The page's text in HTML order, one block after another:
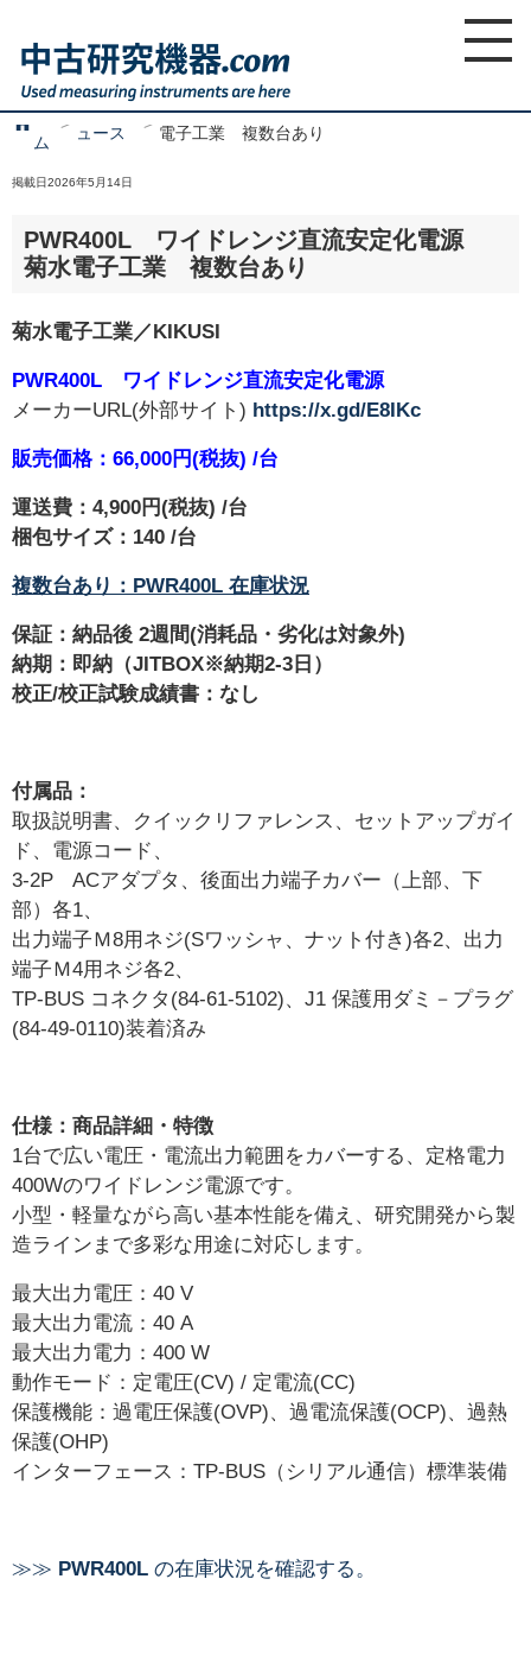
home
ム
新着ニ
ュース
PWR400L ワイドレンジ直流安定化電源 菊水
電子工業 複数台あり
掲載日2026年5月14日
PWR400L ワイドレンジ直流安定化電源
菊水電子工業 複数台あり
菊水電子工業／KIKUSI
PWR400L ワイドレンジ直流安定化電源
メーカーURL(外部サイト) https://x.gd/E8IKc
販売価格：66,000円(税抜) /台
運送費：4,900円(税抜) /台
梱包サイズ：140 /台
複数台あり：PWR400L 在庫状況
保証：納品後 2週間(消耗品・劣化は対象外)
納期：即納（JITBOX※納期2-3日）
校正/校正試験成績書：なし
付属品：
取扱説明書、クイックリファレンス、セットアップガイ
ド、電源コード、
3-2P ACアダプタ、後面出力端子カバー（上部、下
部）各1、
出力端子Ｍ8用ネジ(Sワッシャ、ナット付き)各2、出力
端子Ｍ4用ネジ各2、
TP-BUS コネクタ(84-61-5102)、J1 保護用ダミ－プラグ
(84-49-0110)装着済み
仕様：商品詳細・特徴
1台で広い電圧・電流出力範囲をカバーする、定格電力
400Wのワイドレンジ電源です。
小型・軽量ながら高い基本性能を備え、研究開発から製
造ラインまで多彩な用途に対応します。
最大出力電圧：40 V
最大出力電流：40 A
最大出力電力：400 W
動作モード：定電圧(CV) / 定電流(CC)
保護機能：過電圧保護(OVP)、過電流保護(OCP)、過熱
保護(OHP)
インターフェース：TP-BUS（シリアル通信）標準装備
≫≫ PWR400L の在庫状況を確認する。